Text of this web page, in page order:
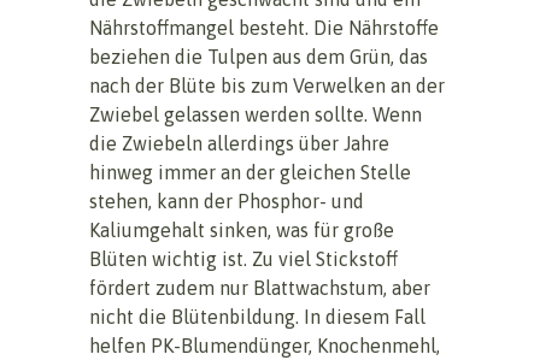
Nährstoffmangel besteht. Die Nährstoffe
beziehen die Tulpen aus dem Grün, das
nach der Blüte bis zum Verwelken an der
Zwiebel gelassen werden sollte. Wenn
die Zwiebeln allerdings über Jahre
hinweg immer an der gleichen Stelle
stehen, kann der Phosphor- und
Kaliumgehalt sinken, was für große
Blüten wichtig ist. Zu viel Stickstoff
fördert zudem nur Blattwachstum, aber
nicht die Blütenbildung. In diesem Fall
helfen PK-Blumendünger, Knochenmehl,